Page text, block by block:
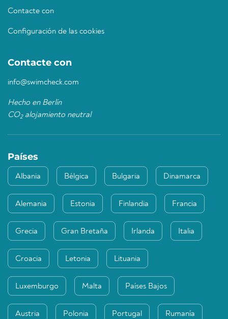
Contacte con
Configuración de las cookies
Contacte con
info@swimcheck.com
Hecho en Berlín
CO2alojamiento neutral
Países
Albania Bélgica Bulgaria Dinamarca
Alemania Estonia Finlandia Francia
Grecia Gran Bretaña Irlanda Italia
Croacia Letonia Lituania
Luxemburgo Malta Países Bajos
Austria Polonia Portugal Rumanía